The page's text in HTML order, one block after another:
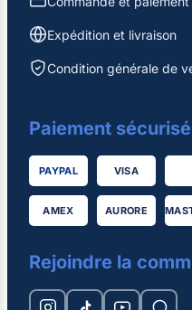
Expédition et livraison
Condition générale de
Paiement sécurisé
PAYPAL VISA
AMEX AURORE
Rejoindre la